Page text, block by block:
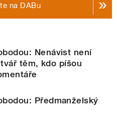
na DABu
Nenávist není
těm, kdo píšou
Předmanželský